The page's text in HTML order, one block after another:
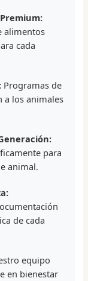
alimentos
cada
Programas de
a los animales
para
animal.
de cada
equipo
en bienestar